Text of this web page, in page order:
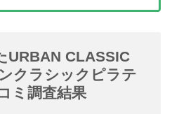
URBAN CLASSIC
クラシックピラテ
ミ調査結果